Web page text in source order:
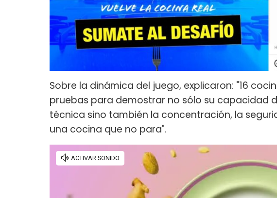
Sobre la dinámica del juego, explicaron: "16
pruebas para demostrar no sólo su capacidad
técnica sino también la concentración, la
una cocina que no para".